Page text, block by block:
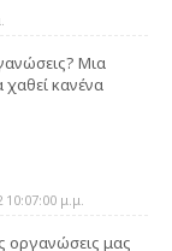
Μια
κανένα
μ.μ.
οργανώσεις μας